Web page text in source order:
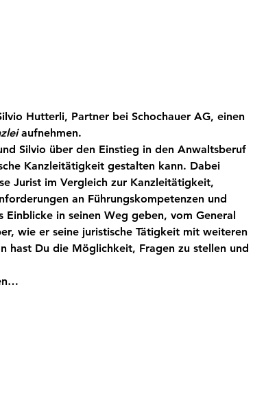
Hutterli, Partner bei Schochauer AG, einen
aufnehmen.
Silvio über den Einstieg in den Anwaltsberuf
Kanzleitätigkeit gestalten kann. Dabei
Jurist im Vergleich zur Kanzleitätigkeit,
an Führungskompetenzen und
in seinen Weg geben, vom General
wie er seine juristische Tätigkeit mit weiteren
hast Du die Möglichkeit, Fragen zu stellen und